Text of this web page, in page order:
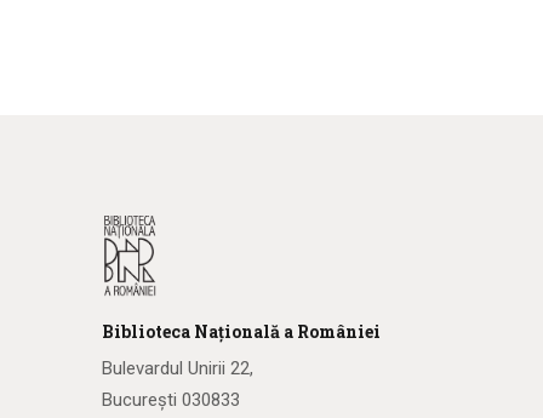
Biblioteca Națională a României
Bulevardul Unirii 22,
București 030833